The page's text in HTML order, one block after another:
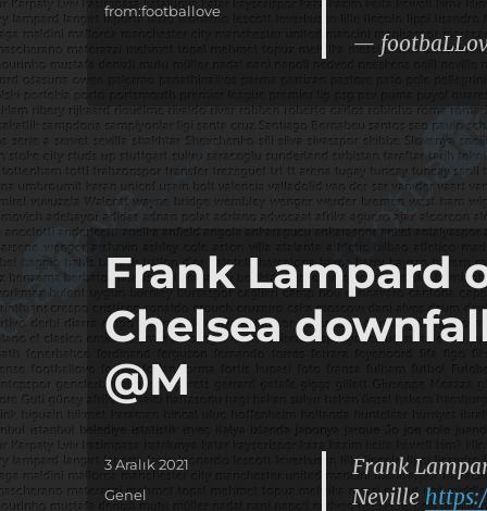
—
Etiketler
from:footballove
Frank Lampard
Chelsea
@M
Frank
Neville
Yayın
tarihi
3 Aralık 2021
Kategoriler
Genel